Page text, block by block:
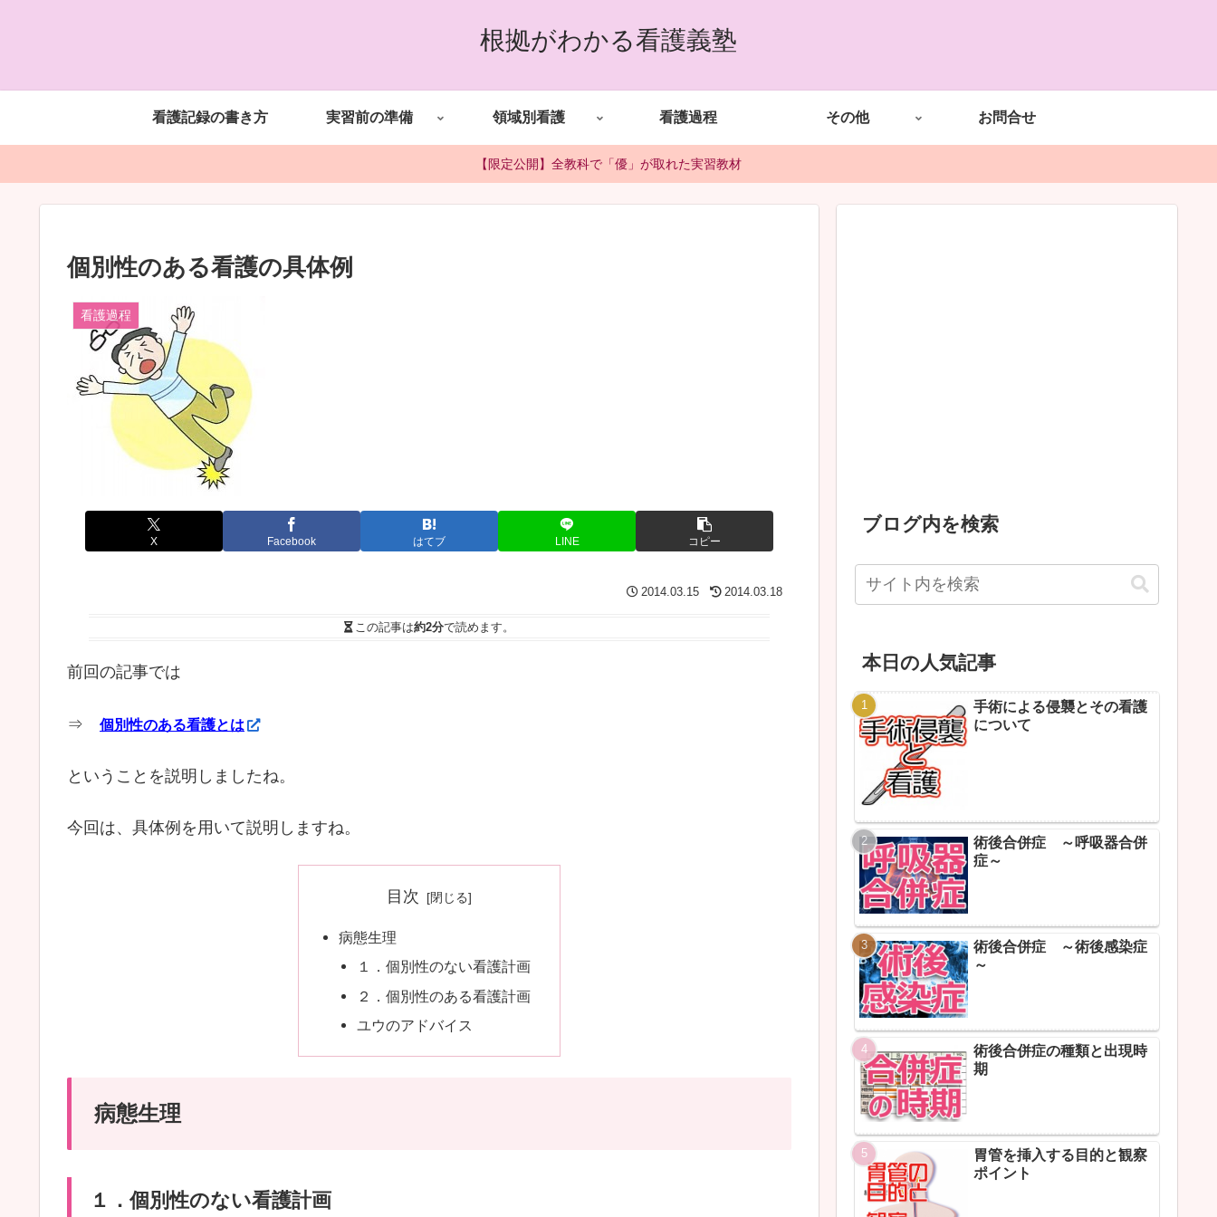
根拠がわかる看護義塾
看護記録の書き方 実習前の準備 領域別看護 看護過程 その他 お問合せ
【限定公開】全教科で「優」が取れた実習教材
個別性のある看護の具体例
看護過程
X Facebook はてブ LINE コピー
2014.03.15 2014.03.18
この記事は約2分で読めます。
前回の記事では
⇒ 個別性のある看護とは
ということを説明しましたね。
今回は、具体例を用いて説明しますね。
目次
病態生理
１．個別性のない看護計画
２．個別性のある看護計画
ユウのアドバイス
病態生理
１．個別性のない看護計画
ブログ内を検索
本日の人気記事
手術による侵襲とその看護
について
術後合併症 ～呼吸器合併
症～
術後合併症 ～術後感染症
～
術後合併症の種類と出現時
期
胃管を挿入する目的と観察
ポイント